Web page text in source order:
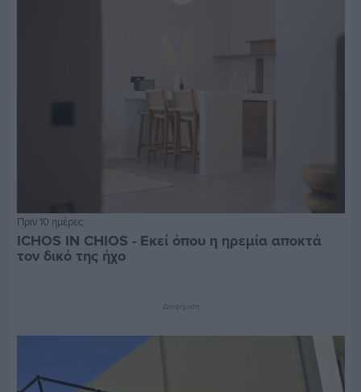
Πριν 10 ημέρες
ICHOS IN CHIOS - Εκεί όπου η ηρεμία αποκτά
τον δικό της ήχο
Διαφήμιση